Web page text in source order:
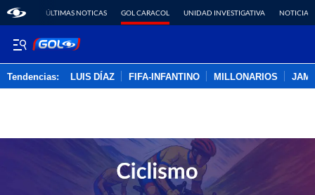
ÚLTIMAS NOTICAS GOL CARACOL UNIDAD INVESTIGATIVA NOTICIAS
Tendencias: LUIS DÍAZ FIFA-INFANTINO MILLONARIOS